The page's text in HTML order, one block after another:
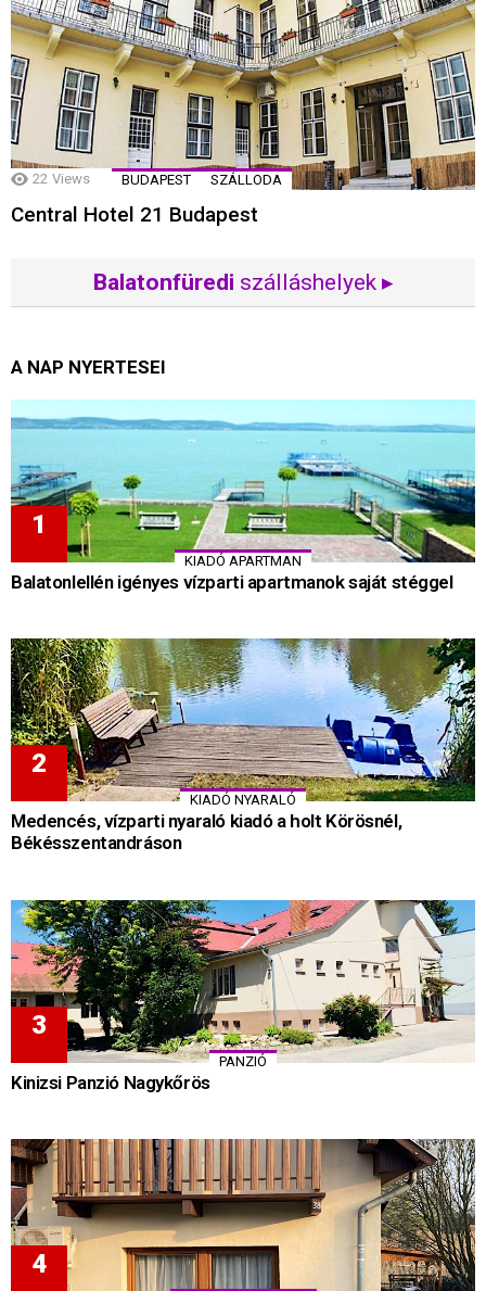
22 Views BUDAPEST SZÁLLODA
Central Hotel 21 Budapest
Balatonfüredi szálláshelyek ▸
A NAP NYERTESEI
KIADÓ APARTMAN
Balatonlellén igényes vízparti apartmanok saját stéggel
KIADÓ NYARALÓ
Medencés, vízparti nyaraló kiadó a holt Körösnél,
Békésszentandráson
PANZIÓ
Kinizsi Panzió Nagykőrös